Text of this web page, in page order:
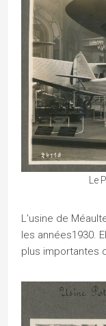
Le
L’usine de
les années1930.
plus importantes